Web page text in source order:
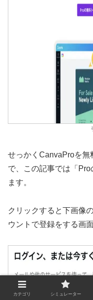
せっかくCanvaProを
で、この記事では「
ます。
クリックすると下画像
ウントで登録をする画
カテゴリ シミュレーター